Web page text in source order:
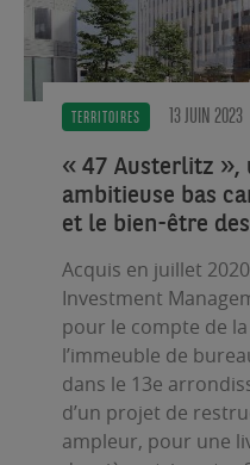
TERRITOIRES 13 JUIN 2023
« 47 Austerlitz
ambitieuse bas
et le bien-être
Acquis en juillet
Investment
pour le compte de
l’immeuble de
dans le 13e
d’un projet de
ampleur, pour une